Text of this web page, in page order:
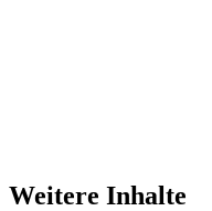
Weitere Inhalte